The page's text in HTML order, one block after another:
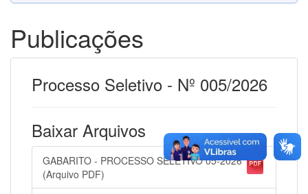
Publicações
Processo Seletivo - Nº 005/2026
Baixar Arquivos
GABARITO - PROCESSO SELETIVO 05-2026
(Arquivo PDF)